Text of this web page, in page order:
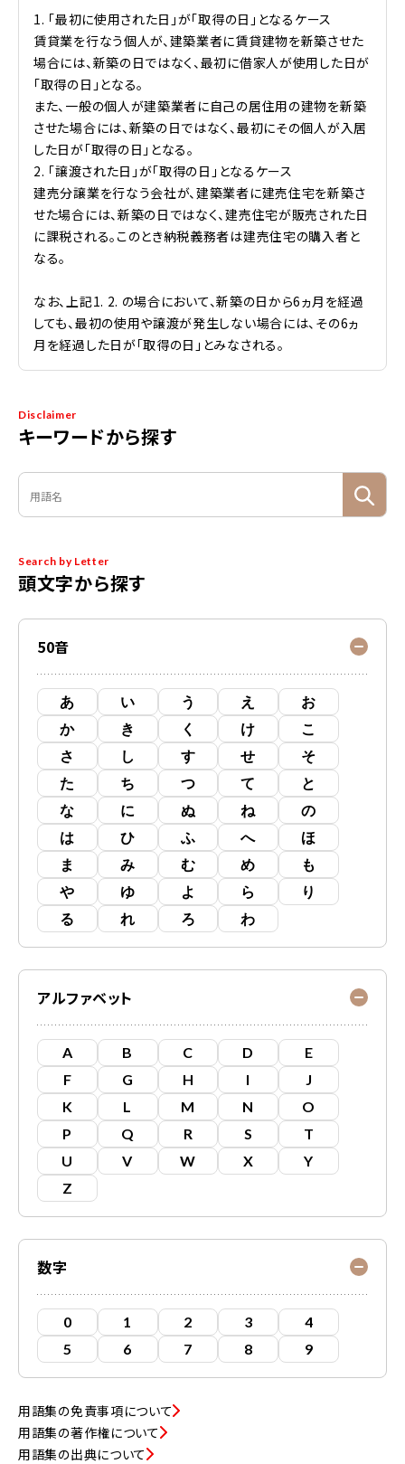
Disclaimer
キーワードから探す
Search by Letter
頭文字から探す
50音
あ い う え
お
か
き く け
こ
さ
し す せ
そ
た
ち つ て
と
な
に ぬ ね
の
は
ひ ふ へ
ほ
ま
み む め
も
や
ゆ よ ら
り
る
れ ろ わ
アルファベット
A B C D
E
F
G H I
J
K
L M N
O
P
Q R S
T
U
V W X
Y
Z
数字
0 1 2 3
4
5
6 7 8 9
用語集の免責事項について
用語集の著作権について
用語集の出典について
1. 「最初に使用された日」が「取得の日」となるケース
賃貸業を行なう個人が、建築業者に賃貸建物を新築させた
場合には、新築の日ではなく、最初に借家人が使用した日が
「取得の日」となる。
また、一般の個人が建築業者に自己の居住用の建物を新築
させた場合には、新築の日ではなく、最初にその個人が入居
した日が「取得の日」となる。
2. 「譲渡された日」が「取得の日」となるケース
建売分譲業を行なう会社が、建築業者に建売住宅を新築さ
せた場合には、新築の日ではなく、建売住宅が販売された日
に課税される。このとき納税義務者は建売住宅の購入者と
なる。
なお、上記1. 2. の場合において、新築の日から6ヵ月を経過
しても、最初の使用や譲渡が発生しない場合には、その6ヵ
月を経過した日が「取得の日」とみなされる。